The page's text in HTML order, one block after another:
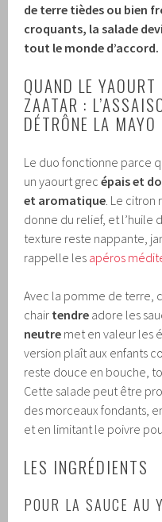
de terre tièdes ou bien
croquants, la salade
tout le monde d’accord.
QUAND LE YAOURT
ZAATAR :
DÉTRÔNE LA MAYO
Le duo fonctionne parce
un yaourt grecépais et
et aromatique. Le citron
donne du relief, et l’huile
texture reste nappante,
rappelle les apéros
Avec la pomme de terre,
chair tendre adore les
neutre met en valeur les
version plaît aux enfants
reste douce en bouche,
Cette salade peut être
des morceaux fondants,
et en limitant le poivre
LES INGRÉDIENTS
POUR LA SAUCE AU